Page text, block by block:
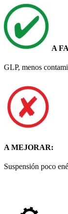
A
GLP, menos
A MEJORAR:
Suspensión poco